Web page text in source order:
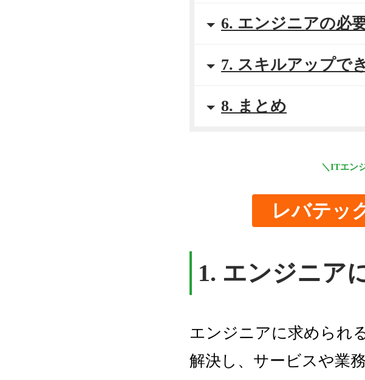
6. エンジニアの必
7. スキルアップで
8. まとめ
＼ITエン
レバテッ
1. エンジニア
エンジニアに求められ
解決し、サービスや業